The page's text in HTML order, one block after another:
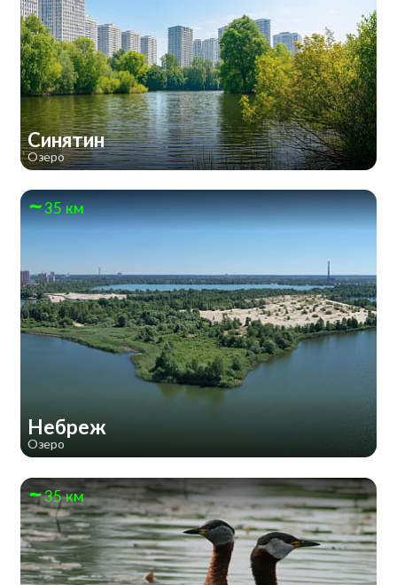
Синятин
Озеро
35 км
Небреж
Озеро
35 км